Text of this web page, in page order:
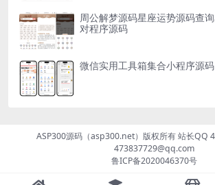
周公解梦源码星座运势源码查
对程序源码
微信实用工具箱集合小程序源码
ASP300源码（asp300.net）版权所有 站长QQ
473837729@qq.com
鲁ICP备2020046370号